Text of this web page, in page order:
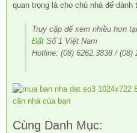
quan trọng là cho chủ nhà để dành
Truy cập để xem nhiều hơn
Đất Số 1 Việt Nam
Hotline: (08) 6262.3838 / (08)
Cùng Danh Mục: